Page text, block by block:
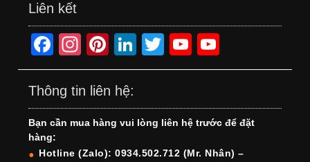
Liên kết
F
a
c
e
b
o
In
st
a
gr
a
m
Pi
nt
er
e
st
Li
n
e
dI
n
T
wi
er
Y
o
T
u
b
o
T
u
b
Thông tin liên hệ:
Bạn cần mua hàng vui lòng liên hệ trước để đặt
hàng:
Hotline (Zalo): 0934.502.712 (Mr. Nhân) –